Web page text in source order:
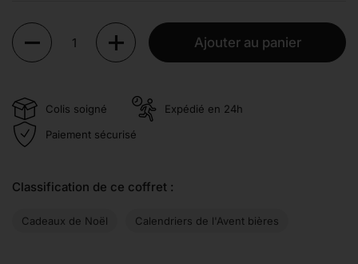
Quantité
Ajouter au panier
Colis soigné
Expédié en 24h
Paiement sécurisé
Classification de ce coffret :
Cadeaux de Noël Calendriers de l'Avent bières